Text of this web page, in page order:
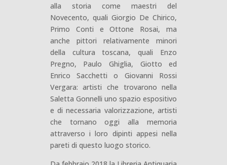
alla storia come maestri del
Novecento, quali Giorgio De Chirico,
Primo Conti e Ottone Rosai, ma
anche pittori relativamente minori
della cultura toscana, quali Enzo
Pregno, Paulo Ghiglia, Giotto ed
Enrico Sacchetti o Giovanni Rossi
Vergara: artisti che trovarono nella
Saletta Gonnelli uno spazio espositivo
e di necessaria valorizzazione, artisti
che tornano oggi alla memoria
attraverso i loro dipinti appesi nella
pareti di questo luogo storico.